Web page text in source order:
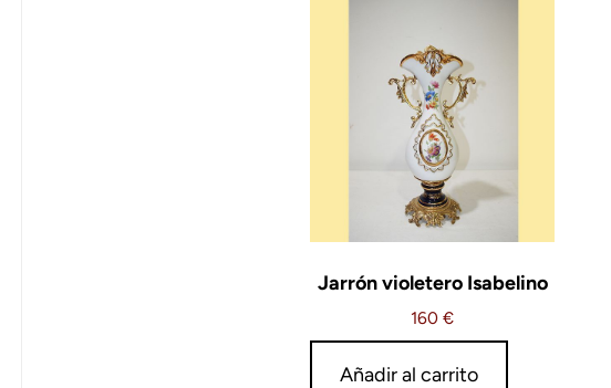
Jarrón violetero Isabelino
160 €
Añadir al carrito